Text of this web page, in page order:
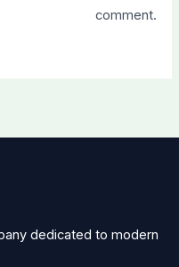
comment.
dedicated to modern